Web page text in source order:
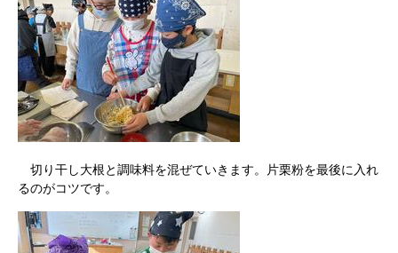
切り干し大根と調味料を混ぜていきます。片栗粉を最後に入れ
るのがコツです。